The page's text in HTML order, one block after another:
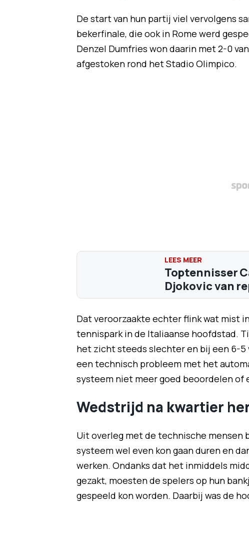
De start van hun partij viel vervolgens
bekerfinale, die ook in Rome werd
Denzel Dumfries won daarin met 2-0
afgestoken rond het Stadio Olimpico.
Toptennisser
Djokovic van
Dat veroorzaakte echter flink wat mist
tennispark in de Italiaanse hoofdstad.
het zicht steeds slechter en bij een 6-5
een technisch probleem met het
systeem niet meer goed beoordelen of
Wedstrijd na kwartier
Uit overleg met de technische
systeem wel even kon gaan duren en
werken. Ondanks dat het inmiddels
gezakt, moesten de spelers op hun
gespeeld kon worden. Daarbij was de